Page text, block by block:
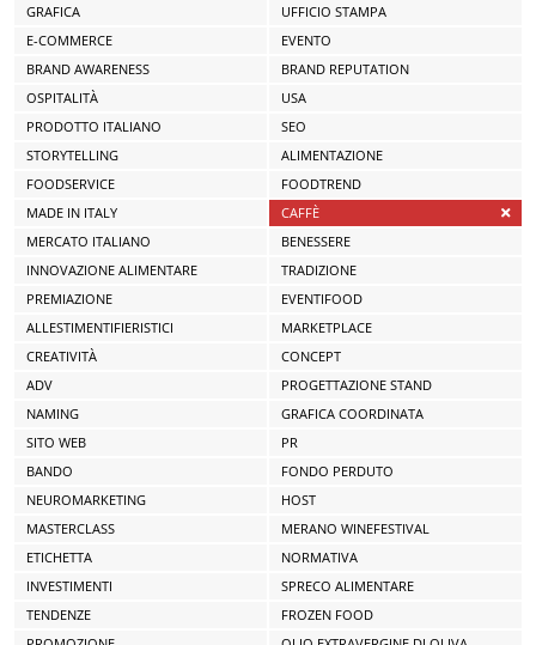
GRAFICA
UFFICIO STAMPA
E-COMMERCE
EVENTO
BRAND AWARENESS
BRAND REPUTATION
OSPITALITÀ
USA
PRODOTTO ITALIANO
SEO
STORYTELLING
ALIMENTAZIONE
FOODSERVICE
FOODTREND
MADE IN ITALY
CAFFÈ
MERCATO ITALIANO
BENESSERE
INNOVAZIONE ALIMENTARE
TRADIZIONE
PREMIAZIONE
EVENTIFOOD
ALLESTIMENTIFIERISTICI
MARKETPLACE
CREATIVITÀ
CONCEPT
ADV
PROGETTAZIONE STAND
NAMING
GRAFICA COORDINATA
SITO WEB
PR
BANDO
FONDO PERDUTO
NEUROMARKETING
HOST
MASTERCLASS
MERANO WINEFESTIVAL
ETICHETTA
NORMATIVA
INVESTIMENTI
SPRECO ALIMENTARE
TENDENZE
FROZEN FOOD